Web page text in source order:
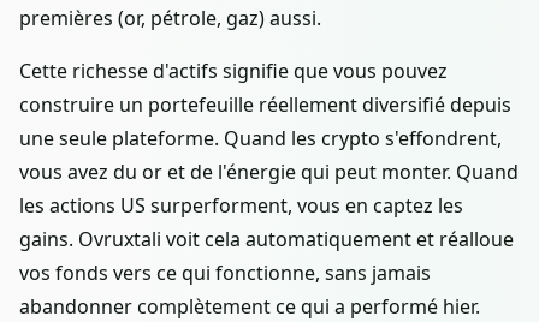
premières (or, pétrole, gaz) aussi.
Cette richesse d'actifs signifie que vous pouvez
construire un portefeuille réellement diversifié depuis
une seule plateforme. Quand les crypto s'effondrent,
vous avez du or et de l'énergie qui peut monter. Quand
les actions US surperforment, vous en captez les
gains. Ovruxtali voit cela automatiquement et réalloue
vos fonds vers ce qui fonctionne, sans jamais
abandonner complètement ce qui a performé hier.